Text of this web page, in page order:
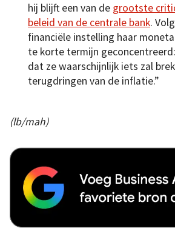
hij blijft een van de grootste
beleid van de centrale bank.
financiële instelling haar
te korte termijn
dat ze waarschijnlijk iets zal
terugdringen van de inflatie.”
(lb/mah)